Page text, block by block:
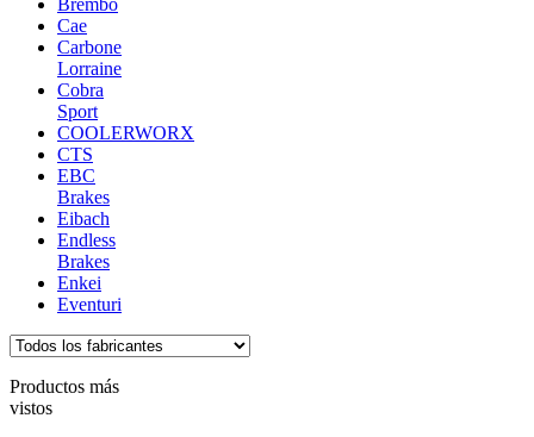
Brembo
Cae
Carbone
Lorraine
Cobra
Sport
COOLERWORX
CTS
EBC
Brakes
Eibach
Endless
Brakes
Enkei
Eventuri
Productos más
vistos